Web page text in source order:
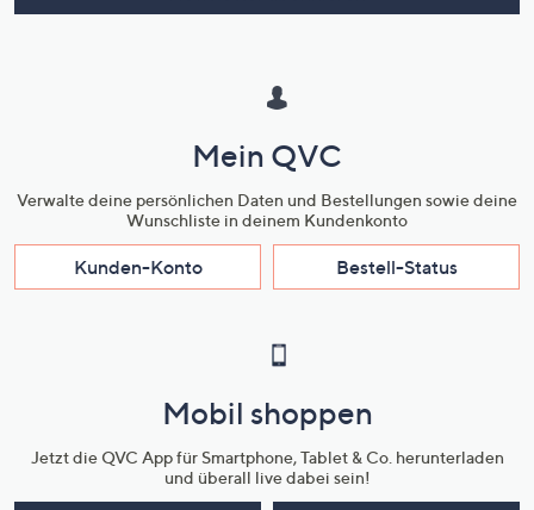
Mein QVC
Verwalte deine persönlichen Daten und Bestellungen sowie deine
Wunschliste in deinem Kundenkonto
Kunden-Konto Bestell-Status
Mobil shoppen
Jetzt die QVC App für Smartphone, Tablet & Co. herunterladen
und überall live dabei sein!